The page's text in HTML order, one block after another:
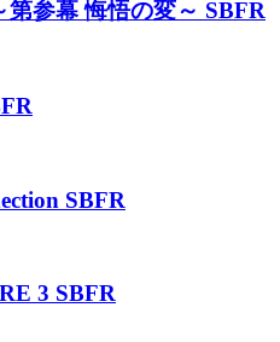
第参幕 悔悟の変～ SBFR
SBFR
3 SBFR